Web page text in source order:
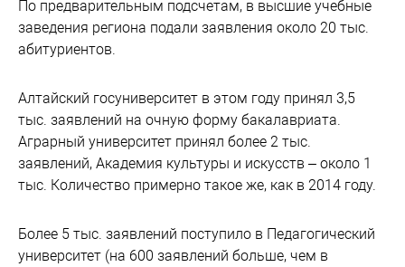
По предварительным подсчетам, в высшие учебные
заведения региона подали заявления около 20 тыс.
абитуриентов.
Алтайский госуниверситет в этом году принял 3,5
тыс. заявлений на очную форму бакалавриата.
Аграрный университет принял более 2 тыс.
заявлений, Академия культуры и искусств – около 1
тыс. Количество примерно такое же, как в 2014 году.
Более 5 тыс. заявлений поступило в Педагогический
университет (на 600 заявлений больше, чем в